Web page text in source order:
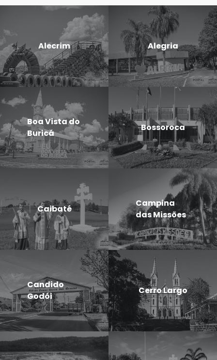
Alecrim Alegria
Boa Vista do
Buricá
Bossoroca
Caibaté
Campina
das Missões
Candido
Godói
Cerro Largo